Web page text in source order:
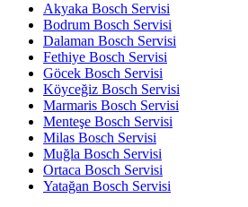
Akyaka Bosch Servisi
Bodrum Bosch Servisi
Dalaman Bosch Servisi
Fethiye Bosch Servisi
Göcek Bosch Servisi
Köyceğiz Bosch Servisi
Marmaris Bosch Servisi
Menteşe Bosch Servisi
Milas Bosch Servisi
Muğla Bosch Servisi
Ortaca Bosch Servisi
Yatağan Bosch Servisi